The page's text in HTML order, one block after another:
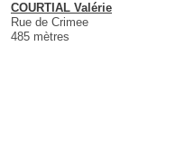
COURTIAL Valérie
Rue de Crimee
485 mètres